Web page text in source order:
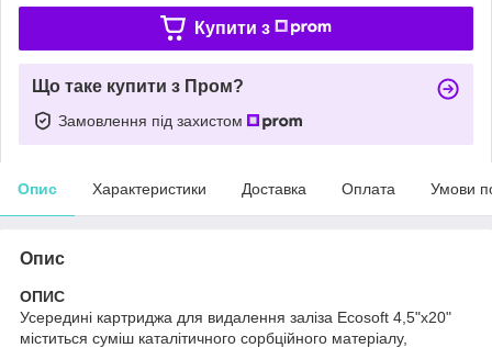
Купити з
Що таке купити з Пром?
Замовлення під захистом
Опис Характеристики Доставка Оплата Умови
Опис
ОПИС
Усередині картриджа для видалення заліза Ecosoft 4,5"х20"
міститься суміш каталітичного сорбційного матеріалу,